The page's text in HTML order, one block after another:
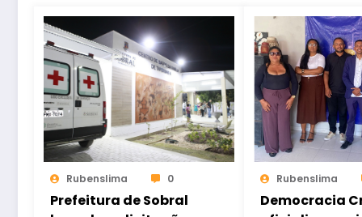
Rubenslima 0
Prefeitura de Sobral
Rubenslima
Democracia